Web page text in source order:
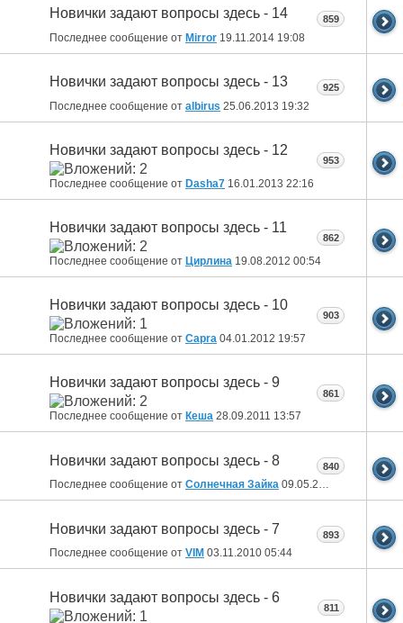
Новички задают вопросы здесь - 14
Последнее сообщение от Mirror 19.11.2014 19:08
859
Новички задают вопросы здесь - 13
Последнее сообщение от albirus 25.06.2013 19:32
925
Новички задают вопросы здесь - 12
Последнее сообщение от Dasha7 16.01.2013 22:16
953
Новички задают вопросы здесь - 11
Последнее сообщение от Цирлина 19.08.2012 00:54
862
Новички задают вопросы здесь - 10
Последнее сообщение от Capra 04.01.2012 19:57
903
Новички задают вопросы здесь - 9
Последнее сообщение от Кеша 28.09.2011 13:57
861
Новички задают вопросы здесь - 8
Последнее сообщение от Солнечная Зайка 09.05.2011
840
Новички задают вопросы здесь - 7
Последнее сообщение от VIM 03.11.2010 05:44
893
Новички задают вопросы здесь - 6
811